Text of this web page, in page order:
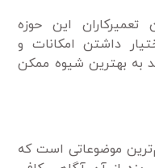
تعمیرکاران این حوزه
داشتن امکانات و
به بهترین شیوه ممکن
موضوعاتی است که